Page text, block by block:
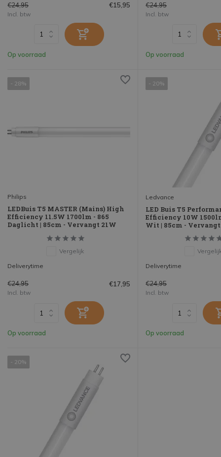
€24,95 €15,95
Incl. btw
Op voorraad
€24,95
Incl. btw
Op voorraad
- 28%
Philips
LEDBuis T5 MASTER (Mains) High
Efficiency 11.5W 1700lm - 865
Daglicht | 85cm - Vervangt 21W
Vergelijk
Deliverytime
€24,95 €17,95
Incl. btw
Op voorraad
- 20%
Ledvance
LED Buis T5
Efficiency 10W
Wit | 85cm -
Deliverytime
€24,95
Incl. btw
Op voorraad
- 20%